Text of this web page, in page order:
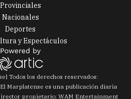
Provinciales
Nacionales
Deportes
y Espectáculos
| Todos los derechos reservados:
El Marplatense es una publicación diaria
propietario: WAM Entertainment